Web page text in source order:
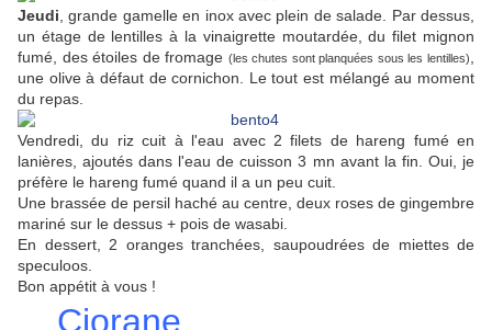
Jeudi , grande gamelle en inox avec plein de salade. Par dessus,
un étage de lentilles à la vinaigrette moutardée, du filet mignon
fumé, des étoiles de fromage (les chutes sont planquées sous les lentilles)
une olive à défaut de cornichon. Le tout est mélangé au moment
du repas.
Vendredi, du riz cuit à l'eau avec 2 filets de hareng fumé en
lanières, ajoutés dans l'eau de cuisson 3 mn avant la fin. Oui, je
préfère le hareng fumé quand il a un peu cuit.
Une brassée de persil haché au centre, deux roses de gingembre
mariné sur le dessus + pois de wasabi.
En dessert, 2 oranges tranchées, saupoudrées de miettes de
speculoos.
Bon appétit à vous !
Ciorane